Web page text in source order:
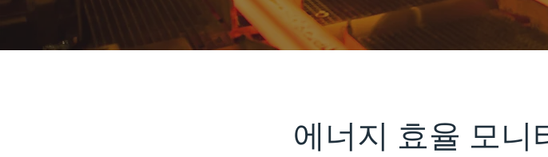
에너지 효율 모니